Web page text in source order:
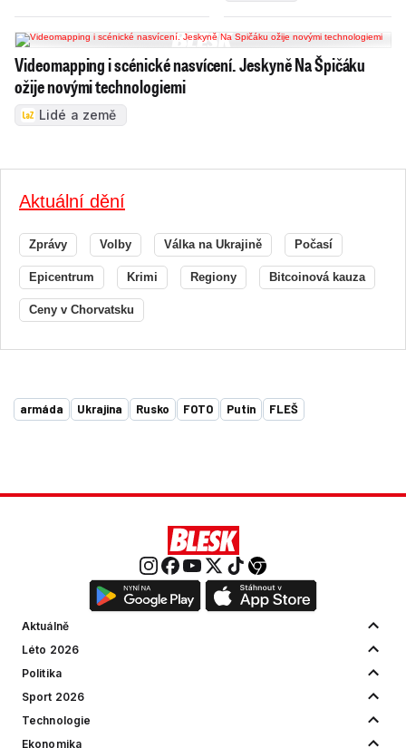
Videomapping i scénické nasvícení. Jeskyně Na Špičáku
ožije novými technologiemi
Lidé a země
Aktuální dění
Zprávy Volby Válka na Ukrajině Počasí
Epicentrum Krimi Regiony Bitcoinová kauza
Ceny v Chorvatsku
armáda Ukrajina Rusko FOTO Putin FLEŠ
Aktuálně
Léto 2026
Politika
Sport 2026
Technologie
Ekonomika